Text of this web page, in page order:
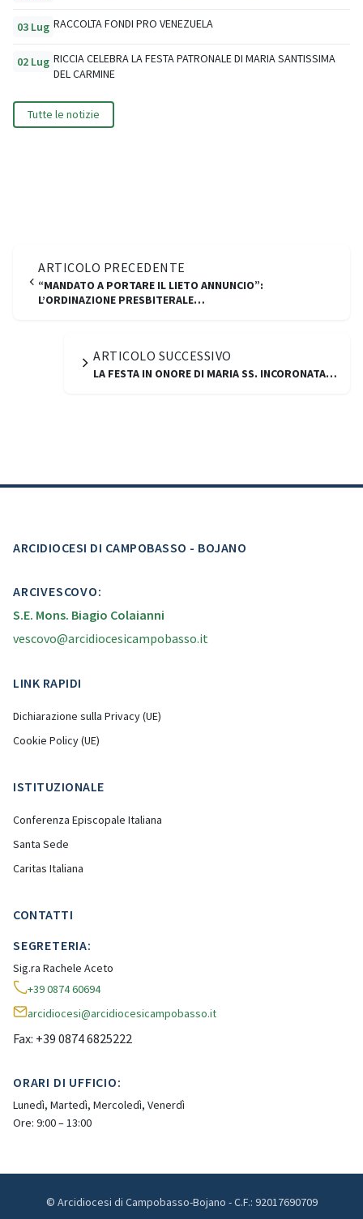
03 Lug RACCOLTA FONDI PRO VENEZUELA
02 Lug RICCIA CELEBRA LA FESTA PATRONALE DI MARIA SANTISSIMA
DEL CARMINE
Tutte le notizie
ARTICOLO PRECEDENTE
“MANDATO A PORTARE IL LIETO ANNUNCIO”:
L’ORDINAZIONE PRESBITERALE…
ARTICOLO SUCCESSIVO
LA FESTA IN ONORE DI MARIA SS. INCORONATA…
ARCIDIOCESI DI CAMPOBASSO - BOJANO
ARCIVESCOVO:
S.E. Mons. Biagio Colaianni
vescovo@arcidiocesicampobasso.it
LINK RAPIDI
Dichiarazione sulla Privacy (UE)
Cookie Policy (UE)
ISTITUZIONALE
Conferenza Episcopale Italiana
Santa Sede
Caritas Italiana
CONTATTI
SEGRETERIA:
Sig.ra Rachele Aceto
+39 0874 60694
arcidiocesi@arcidiocesicampobasso.it
Fax: +39 0874 6825222
ORARI DI UFFICIO:
Lunedì, Martedì, Mercoledì, Venerdì
Ore: 9:00 – 13:00
© Arcidiocesi di Campobasso-Bojano - C.F.: 92017690709